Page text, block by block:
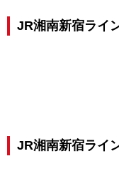
JR湘南新宿ライ
JR湘南新宿ライ